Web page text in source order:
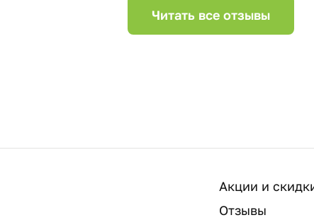
Читать все отзывы
Акции и
Отзывы